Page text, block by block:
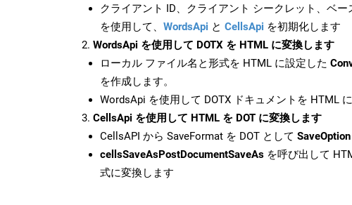
クライアント ID、クライアント シークレット、ベー
を使用して、 WordsApi と CellsApi を初期化します
WordsApi を使用して DOTX を HTML に変換します
ローカル ファイル名と形式を HTML に設定した
を作成します。
WordsApi を使用して DOTX ドキュメントを HTML に
CellsApi を使用して HTML を DOT に変換します
CellsAPI から SaveFormat を DOT として SaveOption
cellsSaveAsPostDocumentSaveAs を呼び出して
式に変換します